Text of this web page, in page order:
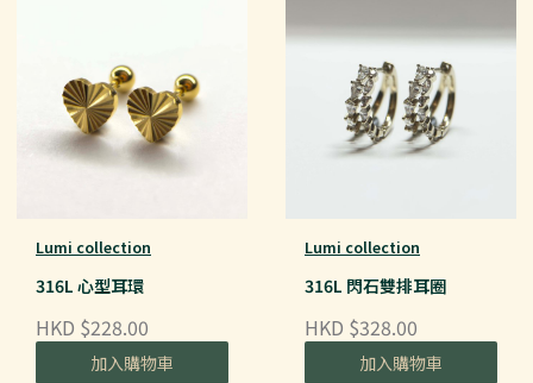
Lumi collection
316L 心型耳環
HKD $228.00
加入購物車
Lumi collection
316L 閃石雙排耳圈
HKD $328.00
加入購物車